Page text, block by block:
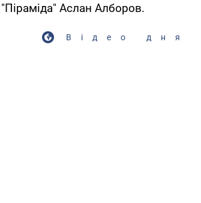
Аслан Алборов.
Відео дня